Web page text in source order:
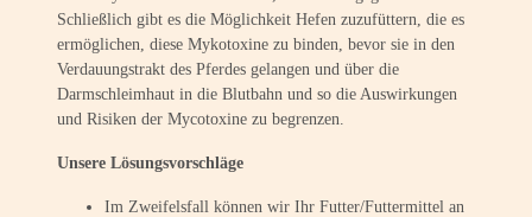
Schließlich gibt es die Möglichkeit Hefen zuzufüttern, die es
ermöglichen, diese Mykotoxine zu binden, bevor sie in den
Verdauungstrakt des Pferdes gelangen und über die
Darmschleimhaut in die Blutbahn und so die Auswirkungen
und Risiken der Mycotoxine zu begrenzen.
Unsere Lösungsvorschläge
Im Zweifelsfall können wir Ihr Futter/Futtermittel an